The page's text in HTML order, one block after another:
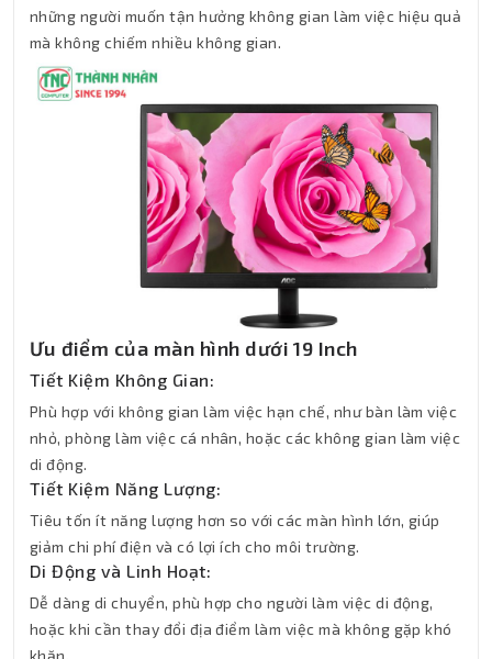
những người muốn tận hưởng không gian làm việc hiệu quả
mà không chiếm nhiều không gian.
Ưu điểm của màn hình dưới 19 Inch
Tiết Kiệm Không Gian:
Phù hợp với không gian làm việc hạn chế, như bàn làm việc
nhỏ, phòng làm việc cá nhân, hoặc các không gian làm việc
di động.
Tiết Kiệm Năng Lượng:
Tiêu tốn ít năng lượng hơn so với các màn hình lớn, giúp
giảm chi phí điện và có lợi ích cho môi trường.
Di Động và Linh Hoạt:
Dễ dàng di chuyển, phù hợp cho người làm việc di động,
hoặc khi cần thay đổi địa điểm làm việc mà không gặp khó
khăn.